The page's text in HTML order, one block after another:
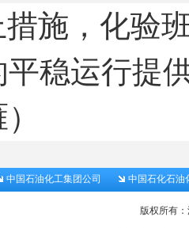
施，化验
稳运行提
中国石油化工集团公司 中国石化石油
版权所有